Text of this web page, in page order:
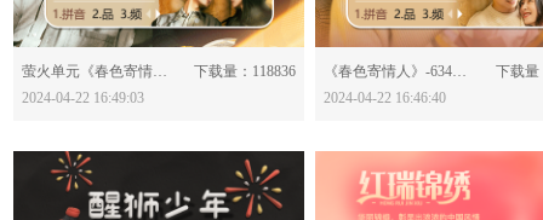
分享：
萤火单元《春色寄情人》-634062
下载量：118836
2024-04-22 16:49:03
分享：
《春色寄情人》-634061
下载量
2024-04-22 16:46:40